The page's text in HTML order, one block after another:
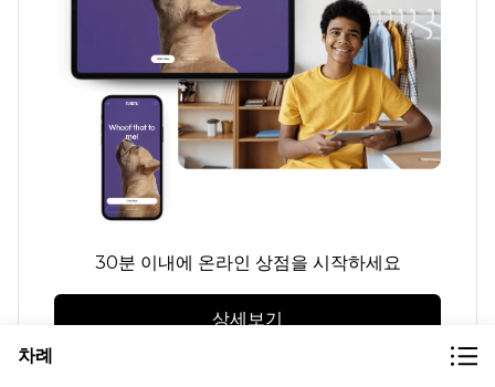
30분 이내에 온라인 상점을 시작하세요
상세보기
차례